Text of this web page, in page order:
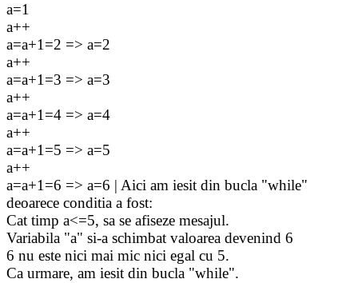
a=1
a++
a=a+1=2 => a=2
a++
a=a+1=3 => a=3
a++
a=a+1=4 => a=4
a++
a=a+1=5 => a=5
a++
a=a+1=6 => a=6 | Aici am iesit din bucla "while"
deoarece conditia a fost:
Cat timp a<=5, sa se afiseze mesajul.
Variabila "a" si-a schimbat valoarea devenind 6
6 nu este nici mai mic nici egal cu 5.
Ca urmare, am iesit din bucla "while".